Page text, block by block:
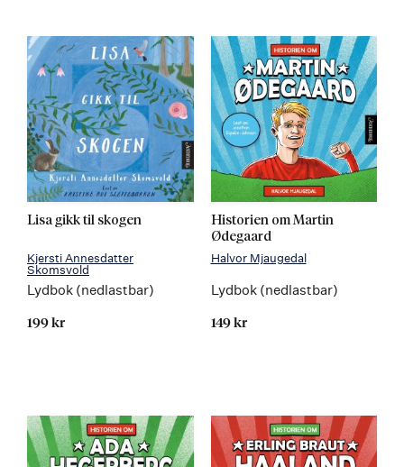
Lisa gikk til skogen
Kjersti Annesdatter
Skomsvold
Lydbok (nedlastbar)
199 kr
Historien om Martin
Ødegaard
Halvor Mjaugedal
Lydbok (nedlastbar)
149 kr